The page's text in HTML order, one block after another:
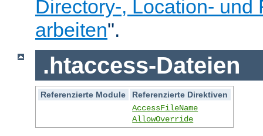
Directory-, Location- und
arbeiten".
.htaccess-Dateien
Referenzierte Module
Referenzierte Direktiven
AccessFileName
AllowOverride